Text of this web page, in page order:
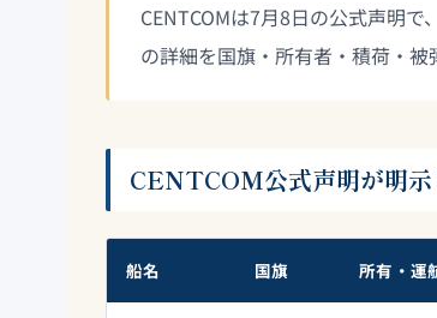
CENTCOMは7月8日の公式声明
の詳細を国旗・所有者・積荷・被
CENTCOM公式声明が明示
船名 国旗 所有・運